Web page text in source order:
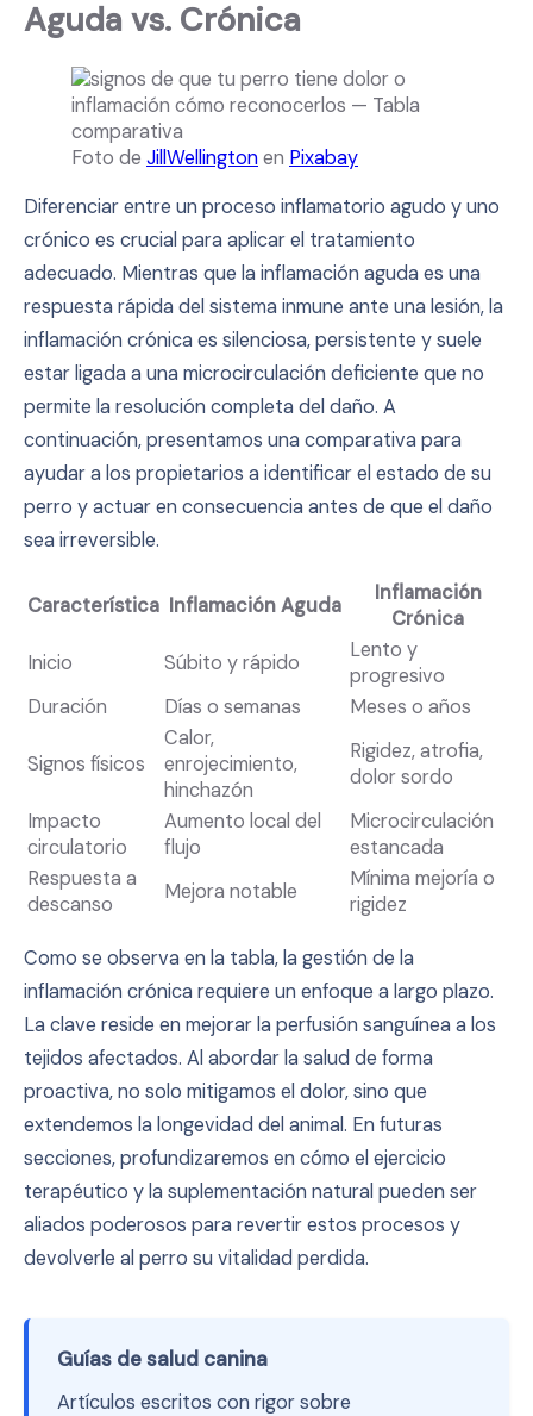
Aguda vs. Crónica
Foto de JillWellingtonen Pixabay
Diferenciar entre un proceso inflamatorio agudo y uno
crónico es crucial para aplicar el tratamiento
adecuado. Mientras que la inflamación aguda es una
respuesta rápida del sistema inmune ante una lesión, la
inflamación crónica es silenciosa, persistente y suele
estar ligada a una microcirculación deficiente que no
permite la resolución completa del daño. A
continuación, presentamos una comparativa para
ayudar a los propietarios a identificar el estado de su
perro y actuar en consecuencia antes de que el daño
sea irreversible.
Característica Inflamación Aguda
Inflamación
Crónica
Inicio
Súbito y rápido
Lento y
progresivo
Duración
Días o semanas Meses o años
Signos físicos
Calor,
enrojecimiento,
hinchazón
Rigidez, atrofia,
dolor sordo
Impacto
circulatorio
Aumento local del
flujo
Microcirculación
estancada
Respuesta a
descanso
Mejora notable
Mínima mejoría o
rigidez
Como se observa en la tabla, la gestión de la
inflamación crónica requiere un enfoque a largo plazo.
La clave reside en mejorar la perfusión sanguínea a los
tejidos afectados. Al abordar la salud de forma
proactiva, no solo mitigamos el dolor, sino que
extendemos la longevidad del animal. En futuras
secciones, profundizaremos en cómo el ejercicio
terapéutico y la suplementación natural pueden ser
aliados poderosos para revertir estos procesos y
devolverle al perro su vitalidad perdida.
Guías de salud canina
Artículos escritos con rigor sobre